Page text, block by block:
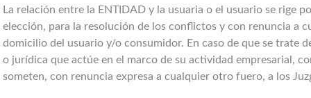
La relación entre la ENTIDAD y la usuaria o el usuario se rige
elección, para la resolución de los conflictos y con renuncia a
domicilio del usuario y/o consumidor. En caso de que se trate
o jurídica que actúe en el marco de su actividad empresarial,
someten, con renuncia expresa a cualquier otro fuero, a los